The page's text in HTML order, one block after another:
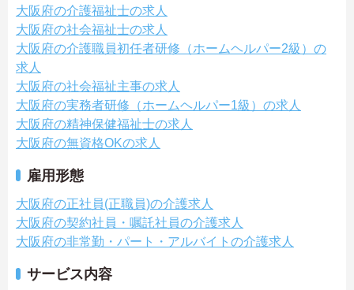
大阪府の介護福祉士の求人
大阪府の社会福祉士の求人
大阪府の介護職員初任者研修（ホームヘルパー2級）の
求人
大阪府の社会福祉主事の求人
大阪府の実務者研修（ホームヘルパー1級）の求人
大阪府の精神保健福祉士の求人
大阪府の無資格OKの求人
雇用形態
大阪府の正社員(正職員)の介護求人
大阪府の契約社員・嘱託社員の介護求人
大阪府の非常勤・パート・アルバイトの介護求人
サービス内容